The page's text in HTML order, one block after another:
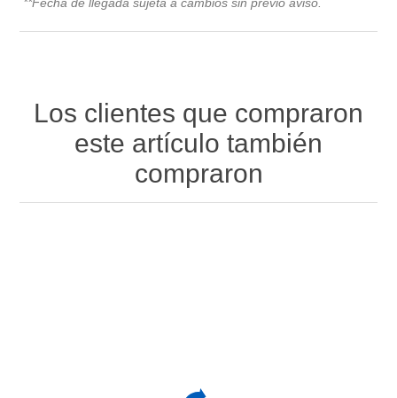
Los clientes que compraron
este artículo también
compraron